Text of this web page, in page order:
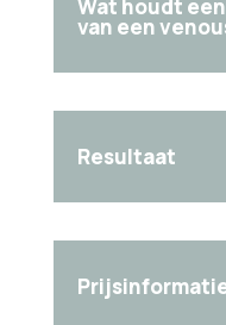
Wat houdt
van een
Resultaat